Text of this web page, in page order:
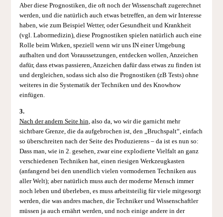
Aber diese Prognostiken, die oft noch der Wissenschaft zugerechnet
werden, und die natürlich auch etwas betreffen, an dem wir Interesse
haben, wie zum Beispiel Wetter, oder Gesundheit und Krankheit
(vgl. Labormedizin), diese Prognostiken spielen natürlich auch eine
Rolle beim Wirken, speziell wenn wir uns IN einer Umgebung
aufhalten und dort Voraussetzungen, entdecken wollen, Anzeichen
dafür, dass etwas passieren, Anzeichen dafür dass etwas zu finden ist
und dergleichen, sodass sich also die Prognostiken (zB Tests) ohne
weiteres in die Systematik der Techniken und des Knowhow
einfügen.
3.
Nach der andern Seite hin, also da, wo wir die garnicht mehr
sichtbare Grenze, die da aufgebrochen ist, den „Bruchspalt“, einfach
so überschreiten nach der Seite des Produzierens – da ist es nun so:
Dass man, wie in 2. gesehen, zwar eine explodierte Vielfalt an ganz
verschiedenen Techniken hat, einen riesigen Werkzeugkasten
(anfangend bei den unendlich vielen vormodernen Techniken aus
aller Welt); aber natürlich muss auch der moderne Mensch immer
noch leben und überleben, es muss arbeitsteilig für viele mitgesorgt
werden, die was andres machen, die Techniker und Wissenschaftler
müssen ja auch ernährt werden, und noch einige andere in der